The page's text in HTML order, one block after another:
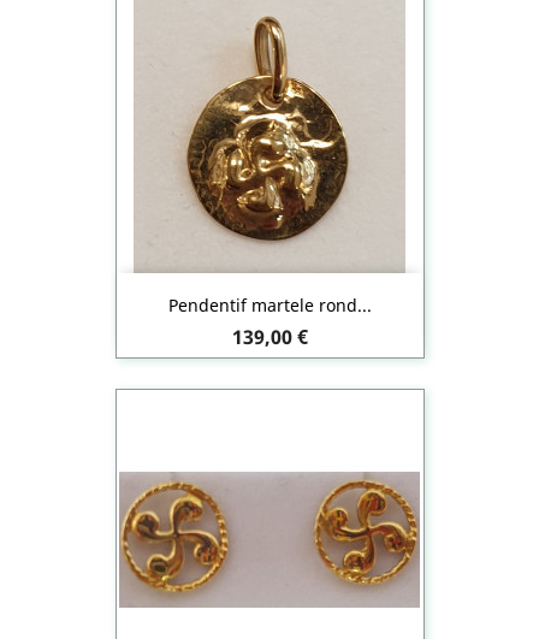
Pendentif martele rond...
Prix
139,00 €